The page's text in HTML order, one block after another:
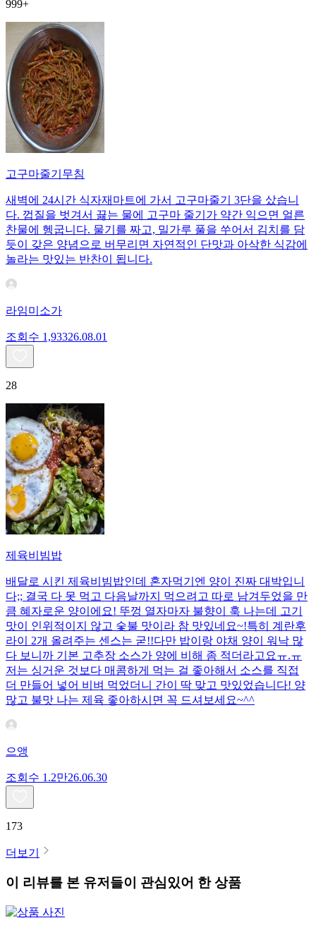
999+
고구마줄기무침
새벽에 24시간 식자재마트에 가서 고구마줄기 3단을 샀습니
다. 껍질을 벗겨서 끓는 물에 고구마 줄기가 약간 익으면 얼른
찬물에 헹굽니다. 물기를 짜고, 밀가루 풀을 쑤어서 김치를 담
듯이 갖은 양념으로 버무리면 자연적인 단맛과 아삭한 식감에
놀라는 맛있는 반찬이 됩니다.
라임미소가
조회수 1,93326.08.01
28
제육비빔밥
배달로 시킨 제육비빔밥인데 혼자먹기엔 양이 진짜 대박입니
다;; 결국 다 못 먹고 다음날까지 먹으려고 따로 남겨두었을 만
큼 혜자로운 양이에요! 뚜껑 열자마자 불향이 훅 나는데 고기
맛이 인위적이지 않고 숯불 맛이라 참 맛있네요~!특히 계란후
라이 2개 올려주는 센스는 굳!! ​다만 밥이랑 야채 양이 워낙 많
다 보니까 기본 고추장 소스가 양에 비해 좀 적더라고요ㅠ.ㅠ
저는 싱거운 것보다 매콤하게 먹는 걸 좋아해서 소스를 직접
더 만들어 넣어 비벼 먹었더니 간이 딱 맞고 맛있었습니다! 양
많고 불맛 나는 제육 좋아하시면 꼭 드셔보세요~^^
으앵
조회수 1.2만26.06.30
173
더보기
이 리뷰를 본 유저들이 관심있어 한 상품